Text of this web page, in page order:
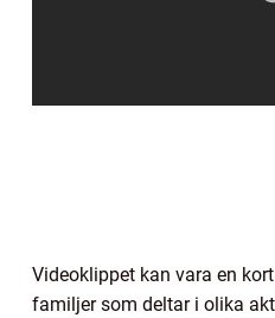
Videoklippet kan vara en
familjer som deltar i olika